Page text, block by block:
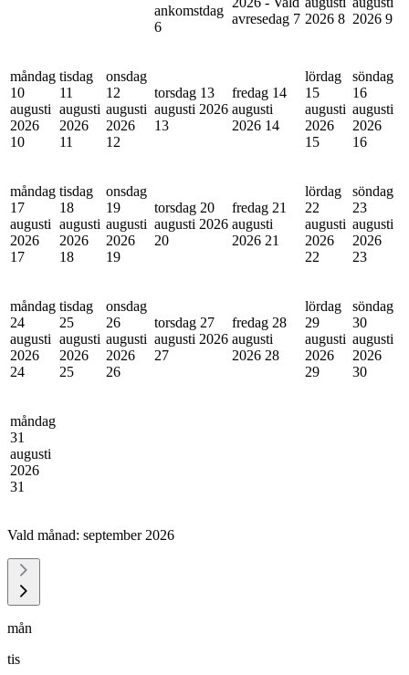
ankomstdag
6
avresedag 7 2026 8 2026 9
måndag
10
augusti
2026
10
tisdag
11
augusti
2026
11
onsdag
12
augusti
2026
12
torsdag 13
augusti 2026
13
fredag 14
augusti
2026 14
lördag
15
augusti
2026
15
söndag
16
augusti
2026
16
måndag
17
augusti
2026
17
tisdag
18
augusti
2026
18
onsdag
19
augusti
2026
19
torsdag 20
augusti 2026
20
fredag 21
augusti
2026 21
lördag
22
augusti
2026
22
söndag
23
augusti
2026
23
måndag
24
augusti
2026
24
tisdag
25
augusti
2026
25
onsdag
26
augusti
2026
26
torsdag 27
augusti 2026
27
fredag 28
augusti
2026 28
lördag
29
augusti
2026
29
söndag
30
augusti
2026
30
måndag
31
augusti
2026
31
Vald månad: september 2026
mån
tis